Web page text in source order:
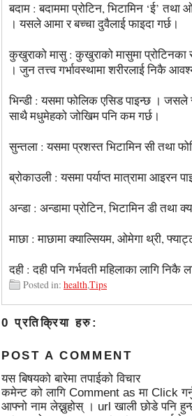
बदाम : बदाममा प्रोटिन, भिटामिन ‘ई’
। यसले आमा र बच्चा दुवैलाई फाइदा गर्छ।
कुखुराको मासु : कुखुराको मासुमा प्रोटिनका
। जुन तत्त्व गर्भावस्थामा शरीरलाई निकै
भिन्डी : यसमा फोलिक एसिड पाइन्छ । जसले
साथै मधुमेहको जोखिम पनि कम गर्छ।
सुन्तला : यसमा प्रशस्त भिटामिन सी तथा
ब्रोकाउली : यसमा पर्याप्त मात्रामा आइरन
अन्डा : अन्डामा प्रोटिन, भिटामिन डी तथा
माछा : माछामा क्याल्सियम, ओमेगा थ्री,
दही : दही पनि गर्भवती महिलाका लागि निकै
Posted in: health,Tips
0 प्रतिक्रिया हरु:
POST A COMMENT
यस बिषयको बारेमा तपाईको विचार
कमेन्ट को लागि Comment as मा Click
आफ्नो नाम लेख्नुहोस् । url खाली छोडे पनि